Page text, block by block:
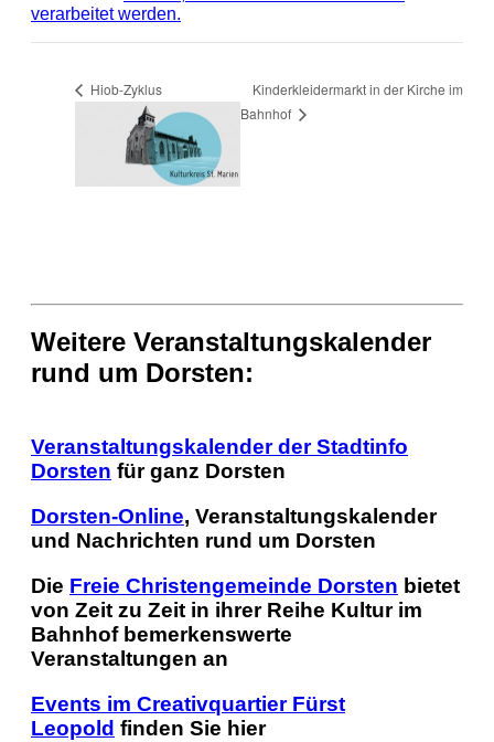
verarbeitet werden.
Hiob-Zyklus
Kinderkleidermarkt in der Kirche im
Bahnhof
Weitere Veranstaltungskalender
rund um Dorsten:
Veranstaltungskalender der Stadtinfo
Dorsten für ganz Dorsten
Dorsten-Online, Veranstaltungskalender
und Nachrichten rund um Dorsten
Die Freie Christengemeinde Dorsten bietet
von Zeit zu Zeit in ihrer Reihe Kultur im
Bahnhofbemerkenswerte
Veranstaltungen an
Events im Creativquartier Fürst
Leopold finden Sie hier